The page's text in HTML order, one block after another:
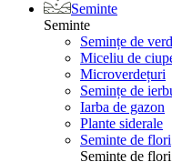
Seminte
Seminte
Semințe de
Miceliu de
Microverdețuri
Semințe de
Iarba de gazon
Plante siderale
Seminte de flori
Seminte de flori